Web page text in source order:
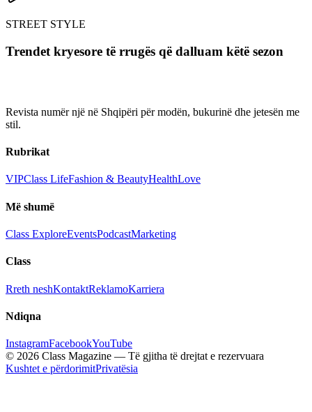
STREET STYLE
Trendet kryesore të rrugës që dalluam këtë sezon
Revista numër një në Shqipëri për modën, bukurinë dhe jetesën me
stil.
Rubrikat
VIPClass LifeFashion & BeautyHealthLove
Më shumë
Class ExploreEventsPodcastMarketing
Class
Rreth neshKontaktReklamoKarriera
Ndiqna
InstagramFacebookYouTube
© 2026 Class Magazine — Të gjitha të drejtat e rezervuara
Kushtet e përdorimitPrivatësia